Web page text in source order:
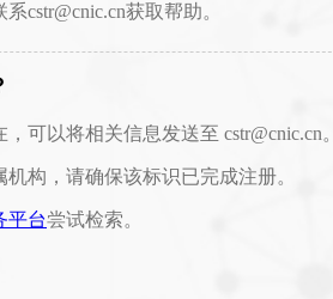
cstr@cnic.cn获取帮助。
可以将相关信息发送至 cstr@cnic.cn。
构，请确保该标识已完成注册。
平台尝试检索。